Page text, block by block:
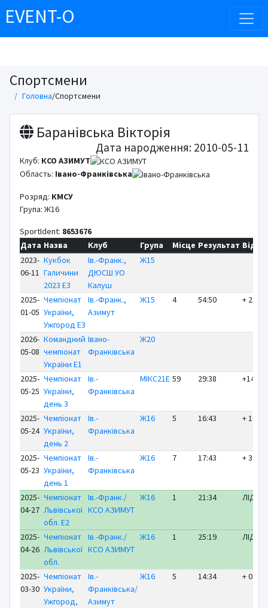
EVENT-O
Спортсмени
Головна/Спортсмени
Баранівська Вікторія
Дата народження: 2010-05-11
Клуб: КСО АЗИМУТ
Область: Івано-Франківська
Розряд: КМСУ
Група: Ж16
SportIdent: 8653676
Дата Назва Клуб Група Місце Результат Відст
2023-
06-11
Кукбок
Галичини
2023 E3
Ів.-Франк.,
ДЮСШ УО
Калуш
Ж15
2025-
01-05
Чемпіонат
України,
Ужгород E3
Ів.-Франк.,
Азимут
Ж15 4 54:50 + 2:08
2026-
05-08
Командний
чемпіонат
України E1
Івано-
Франківська
Ж20
2025-
05-25
Чемпіонат
України,
день 3
Ів.-
Франківська
МІКС21Е 59 29:38 +14:08
2025-
05-24
Чемпіонат
України,
день 2
Ів.-
Франківська
Ж16 5 16:43 + 1:21
2025-
05-23
Чемпіонат
України,
день 1
Ів.-
Франківська
Ж16 7 17:43 + 3:59
2025-
04-27
Чемпіонат
Львівської
обл. E2
Ів.-Франк./
КСО АЗИМУТ
Ж16 1 21:34 ЛІДЕР
2025-
04-26
Чемпіонат
Львівської
обл.
Ів.-Франк./
КСО АЗИМУТ
Ж16 1 25:19 ЛІДЕР
2025-
03-30
Чемпіонат
України,
Ужгород,
Ів.-
Франківська/
Азимут
Ж16 5 14:34 + 0:52